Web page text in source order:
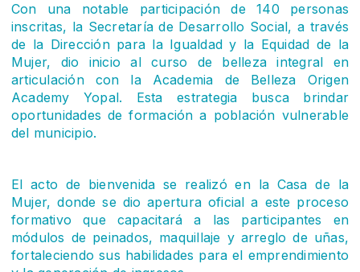
Con una notable participación de 140 personas
inscritas, la Secretaría de Desarrollo Social, a través
de la Dirección para la Igualdad y la Equidad de la
Mujer, dio inicio al curso de belleza integral en
articulación con la Academia de Belleza Origen
Academy Yopal. Esta estrategia busca brindar
oportunidades de formación a población vulnerable
del municipio.
El acto de bienvenida se realizó en la Casa de la
Mujer, donde se dio apertura oficial a este proceso
formativo que capacitará a las participantes en
módulos de peinados, maquillaje y arreglo de uñas,
fortaleciendo sus habilidades para el emprendimiento